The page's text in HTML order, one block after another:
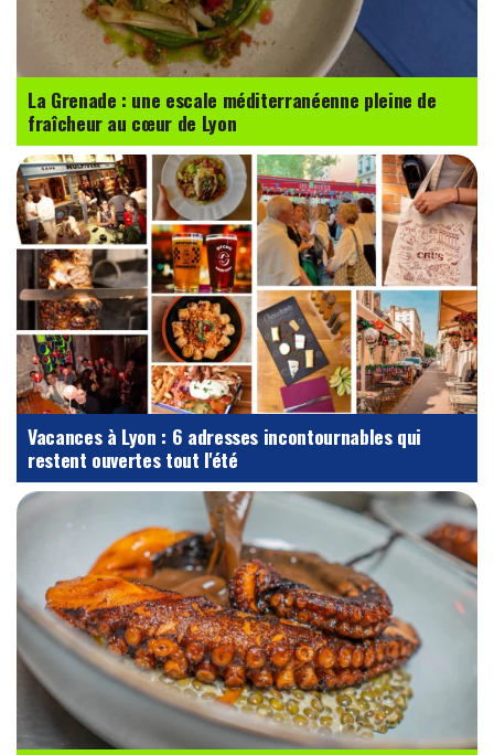
La Grenade : une escale méditerranéenne pleine de
fraîcheur au cœur de Lyon
Vacances à Lyon : 6 adresses incontournables qui
restent ouvertes tout l'été